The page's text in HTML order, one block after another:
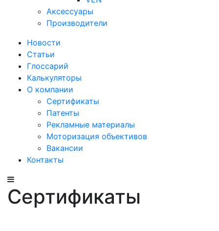
Аксессуары
Производители
Новости
Статьи
Глоссарий
Калькуляторы
О компании
Сертификаты
Патенты
Рекламные материалы
Моторизация объективов
Вакансии
Контакты
Сертификаты